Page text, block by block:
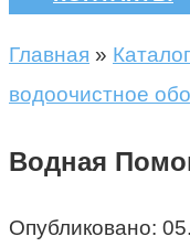
Главная »
водоочистное
Водная
Опубликовано: